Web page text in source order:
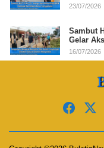
23/07/2026
Sambut
Gelar
16/07/2026